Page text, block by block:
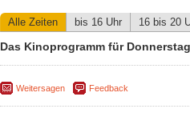
Alle Zeiten bis 16 Uhr 16 bis 20
Das Kinoprogramm für
Weitersagen Feedback